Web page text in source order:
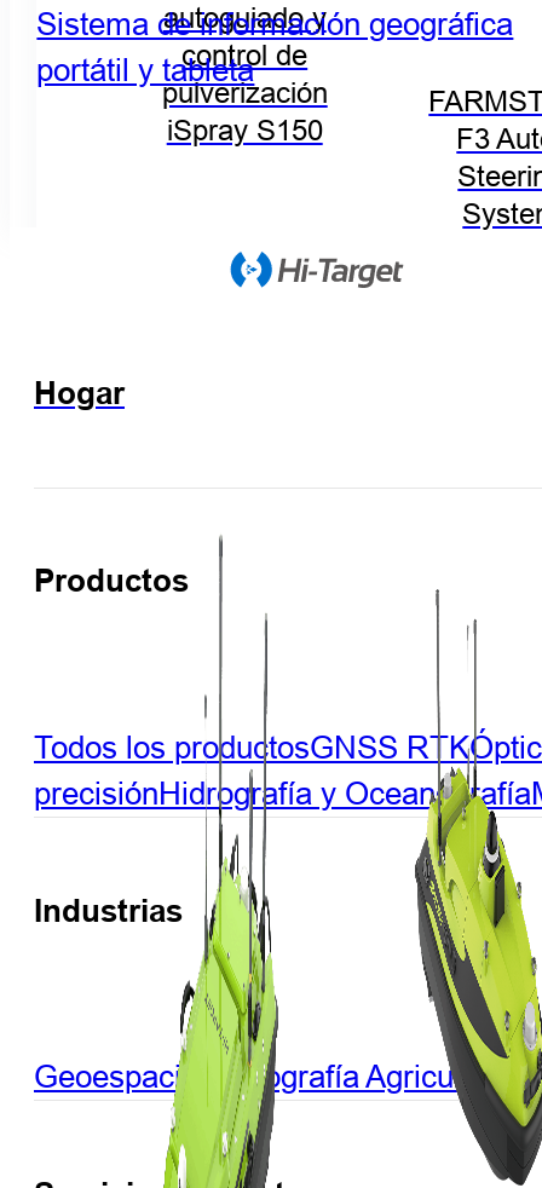
autoguiado y
control de
pulverización
iSpray S150
F3
Sistema de información geográfica
portátil y tableta
Hogar
Productos
Todos los productosGNSS RTK
precisiónHidrografía y Oceanografía
Industrias
Geoespacial HidrografíaAgricultura